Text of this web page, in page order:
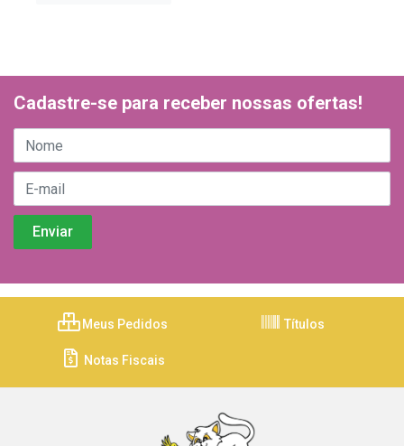
Cadastre-se para receber nossas ofertas!
Meus Pedidos Títulos
Notas Fiscais